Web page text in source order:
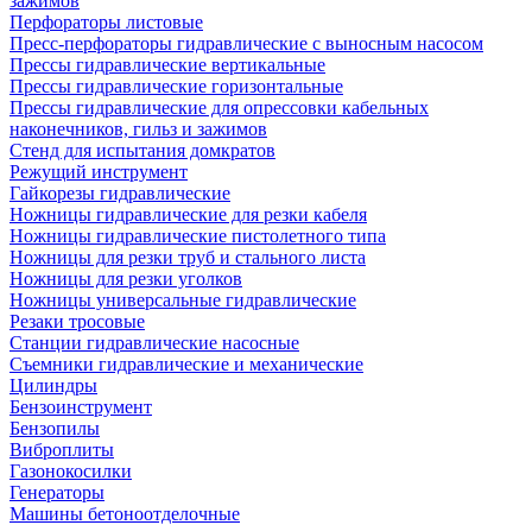
Перфораторы листовые
Пресс-перфораторы гидравлические с выносным насосом
Прессы гидравлические вертикальные
Прессы гидравлические горизонтальные
Прессы гидравлические для опрессовки кабельных
наконечников, гильз и зажимов
Стенд для испытания домкратов
Режущий инструмент
Гайкорезы гидравлические
Ножницы гидравлические для резки кабеля
Ножницы гидравлические пистолетного типа
Ножницы для резки труб и стального листа
Ножницы для резки уголков
Ножницы универсальные гидравлические
Резаки тросовые
Станции гидравлические насосные
Съемники гидравлические и механические
Цилиндры
Бензоинструмент
Бензопилы
Виброплиты
Газонокосилки
Генераторы
Машины бетоноотделочные